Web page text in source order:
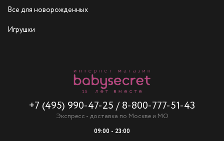
Все для новорожденных
Игрушки
+7 (495) 990-47-25 / 8-800-777-51-43
Экспресс - доставка по Москве и МО
09:00 - 23:00